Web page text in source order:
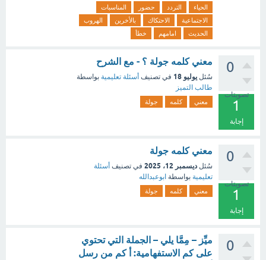
الحياء التردد حضور
المناسبات
الاجتماعية
الاحتكاك بالأخرين
الهروب
الحديث
امامهم خطأ
0
تصويتات
1
إجابة
معني كلمه جولة ؟ - مع الشرح
سُئل يوليو 18 في تصنيف أسئلة تعليمية بواسطة
طالب التميز
معني كلمه جولة
0
تصويتات
1
إجابة
معني كلمه جولة
سُئل ديسمبر 12، 2025 في تصنيف أسئلة
تعليمية بواسطة ابوعبدالله
معني كلمه جولة
0
ميِّز – مِمَّا يلي – الجملة التي تحتوي
على كم الاستفهامية: أ كم من رسل